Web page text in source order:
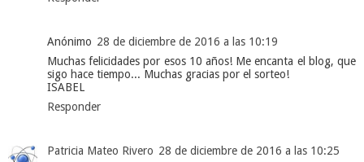
Anónimo 28 de diciembre de 2016 a las 10:19
Muchas felicidades por esos 10 años! Me encanta el blog, que
sigo hace tiempo... Muchas gracias por el sorteo!
ISABEL
Responder
Patricia Mateo Rivero 28 de diciembre de 2016 a las 10:25